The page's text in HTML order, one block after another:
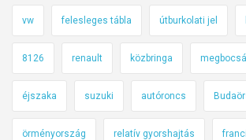
vw felesleges tábla útburkolati jel
8126 renault közbringa
éjszaka suzuki autóroncs
örményország relatív gyorshajtás